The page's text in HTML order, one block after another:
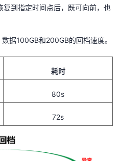
复到指定时间点后，既可向前，也
数据100GB和200GB的回档速度。
耗时
80s
72s